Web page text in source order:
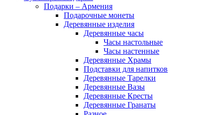
Подарки – Армения
Подарочные монеты
Деревянные изделия
Деревянные часы
Часы настольные
Часы настенные
Деревянные Храмы
Подставки для напитков
Деревянные Тарелки
Деревянные Вазы
Деревянные Кресты
Деревянные Гранаты